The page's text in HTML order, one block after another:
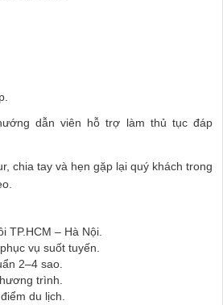
dẫn viên hỗ trợ làm thủ tục đáp
chia tay và hẹn gặp lại quý khách trong
TP.HCM – Hà Nội.
vụ suốt tuyến.
2–4 sao.
trình.
du lịch.